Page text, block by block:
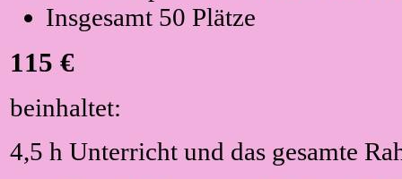
Insgesamt 50 Plätze
115 €
beinhaltet:
4,5 h Unterricht und das gesamte